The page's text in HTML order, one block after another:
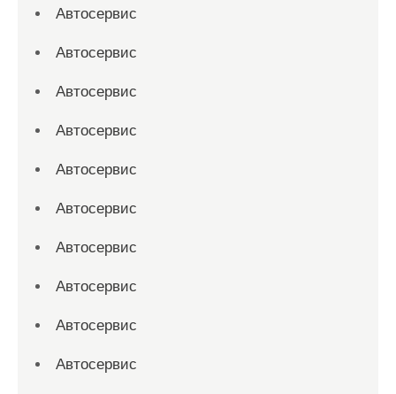
Автосервис
Автосервис
Автосервис
Автосервис
Автосервис
Автосервис
Автосервис
Автосервис
Автосервис
Автосервис